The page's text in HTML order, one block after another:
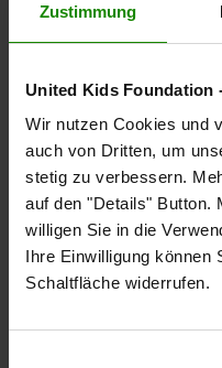
Zustimmung
United Kids Foundation
Wir nutzen Cookies und
auch von Dritten, um
stetig zu verbessern.
auf den "Details" Button.
willigen Sie in die
Ihre Einwilligung können
Schaltfläche widerrufen.
HEIDBERG-
BGG UND
ERMÖGLICHEN
NATUR